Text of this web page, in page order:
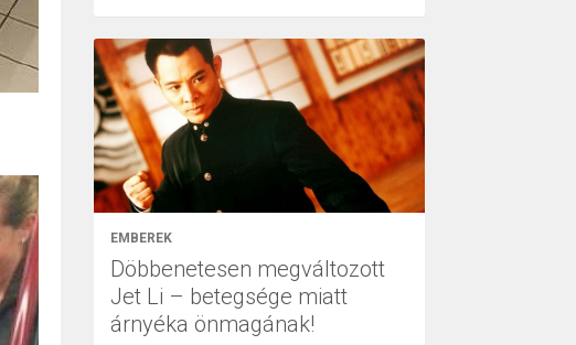
EMBEREK
Döbbenetesen megváltozott
Jet Li – betegsége miatt
árnyéka önmagának!